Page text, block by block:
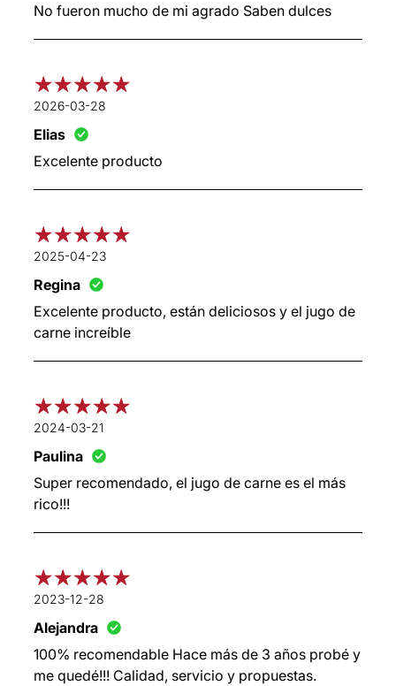
No fueron mucho de mi agrado Saben dulces
2026-03-28
Elias
Excelente producto
2025-04-23
Regina
Excelente producto, están deliciosos y el jugo de
carne increíble
2024-03-21
Paulina
Super recomendado, el jugo de carne es el más
rico!!!
2023-12-28
Alejandra
100% recomendable Hace más de 3 años probé y
me quedé!!! Calidad, servicio y propuestas.